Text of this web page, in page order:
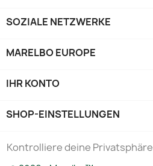
SOZIALE NETZWERKE
MARELBO EUROPE
IHR KONTO
SHOP-EINSTELLUNGEN
Kontrolliere deine Privatsphäre